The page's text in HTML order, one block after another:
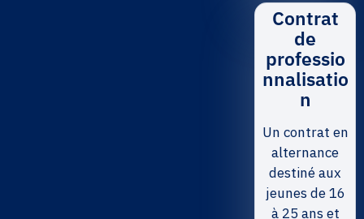
Contrat
de
professio
nnalisatio
n
Un contrat en
alternance
destiné aux
jeunes de 16
à 25 ans et